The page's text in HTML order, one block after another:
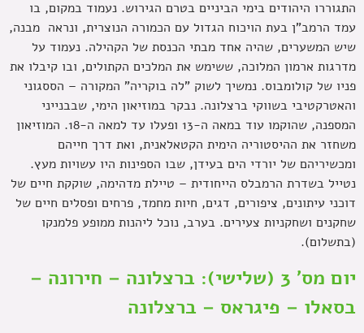
התגוררו היהודים בימי הביניים בטרם הגירוש. נעמוד במקום, בו
עמד הרמב"ן בעת הויכוח הגדול עם הכמורה הנוצרית, ונראה מבנה,
שיש המשערים, שהיה אחד מבתי הכנסת של הקהילה. נעמוד על
מדרגות ארמון המלוכה, ששימש את המלכים הקתולים, ובו קיבלו את
פניו של קולומבוס. נמשיך לשוק "לה בוקריה" המקורה – הססגוני
והאטרקטיבי בשווקי ברצלונה. נבקר במוזיאון הימי, שבבנייני
המספנה, שהוקמו עוד במאה ה-13 ופעלו עד למאה ה-18. המוזיאון
משחזר את ההיסטוריה הימית הקטאלאנית, ואת דרך חייהם
ומכשיריהם של יורדי הים בעידן, שבו הספינות היו עשויות מעץ.
נטייל בשדרת הרמבלס הייחודית – טיילת מדהימה, שוקקת חיים של
דוכני עיתונים, ציפורים, דגים, חיות מחמד, פרחים ופסלים חיים של
שחקנים ושחקניות צעירים. בערב, נוכל ליהנות ממופע פלמנקו
(בתשלום).
יום מס' 3 (שלישי): ברצלונה – חירונה –
בסאלו – פיגראס – ברצלונה